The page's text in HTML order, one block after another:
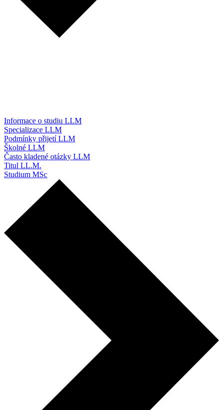
Informace o studiu LLM
Specializace LLM
Podmínky přijetí LLM
Školné LLM
Často kladené otázky LLM
Titul LL.M.
Studium MSc